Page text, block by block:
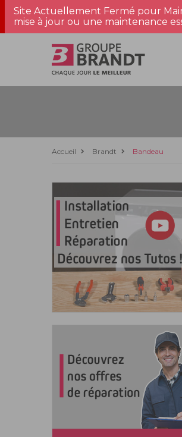
Site Actuellement Fermé pour
mise à jour ou une maintenance
Accueil Brandt Bandeau